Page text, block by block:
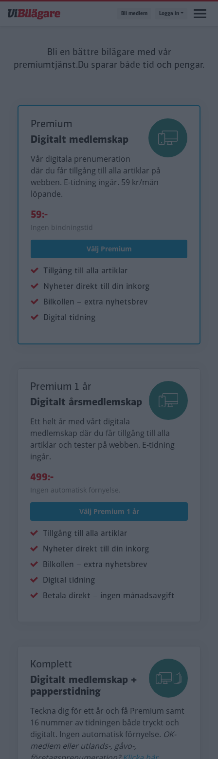
till
Bli medlem Logga in
Bli en bättre bilägare med vår
premiumtjänst.Du sparar både tid och pengar.
Premium
Digitalt medlemskap
Vår digitala prenumeration
där du får tillgång till alla artiklar på
webben. E-tidning ingår. 59 kr/mån
löpande.
59:-
Ingen bindningstid
Välj Premium
Tillgång till alla artiklar
Nyheter direkt till din inkorg
Bilkollen – extra nyhetsbrev
Digital tidning
Premium 1 år
Digitalt årsmedlemskap
Ett helt år med vårt digitala
medlemskap där du får tillgång till alla
artiklar och tester på webben. E-tidning
ingår.
499:-
Ingen automatisk förnyelse.
Välj Premium 1 år
Tillgång till alla artiklar
Nyheter direkt till din inkorg
Bilkollen – extra nyhetsbrev
Digital tidning
Betala direkt – ingen månadsavgift
Komplett
Digitalt medlemskap +
papperstidning
Teckna dig för ett år och få Premium samt
16 nummer av tidningen både tryckt och
digitalt. Ingen automatisk förnyelse. OK-
medlem eller utlands-, gåvo-,